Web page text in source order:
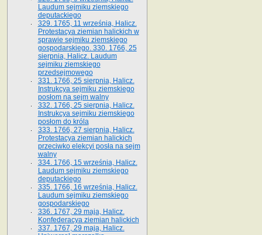
Laudum sejmiku ziemskiego
deputackiego
329. 1765, 11 września, Halicz.
Protestacya ziemian halickich w
sprawie sejmiku ziemskiego
gospodarskiego. 330. 1766, 25
sierpnia, Halicz. Laudum
sejmiku ziemskiego
przedsejmowego
331. 1766, 25 sierpnia, Halicz.
Instrukcya sejmiku ziemskiego
posłom na sejm walny
332. 1766, 25 sierpnia, Halicz.
Instrukcya sejmiku ziemskiego
posłom do króla
333. 1766, 27 sierpnia, Halicz.
Protestacya ziemian halickich
przeciwko elekcyi posła na sejm
walny
334. 1766, 15 września, Halicz.
Laudum sejmiku ziemskiego
deputackiego
335. 1766, 16 września, Halicz.
Laudum sejmiku ziemskiego
gospodarskiego
336. 1767, 29 maja, Halicz.
Konfederacya ziemian halickich
337. 1767, 29 maja, Halicz.